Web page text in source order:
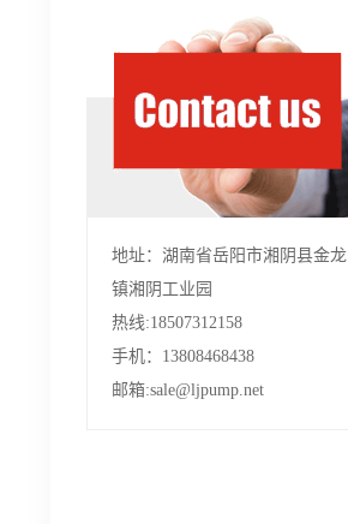
地址：湖南省岳阳市湘阴县金龙
镇湘阴工业园
热线:18507312158
手机：13808468438
邮箱:sale@ljpump.net